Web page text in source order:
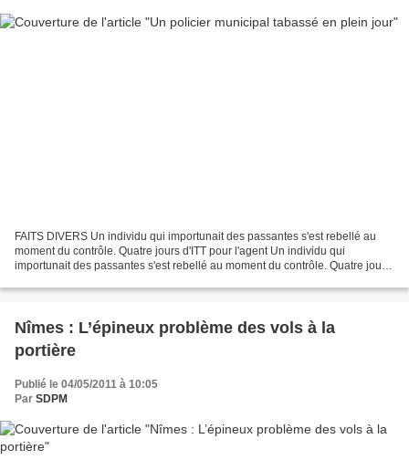
FAITS DIVERS Un individu qui importunait des passantes s'est rebellé au
moment du contrôle. Quatre jours d'ITT pour l'agent Un individu qui
importunait des passantes s'est rebellé au moment du contrôle. Quatre jours
Nîmes : L’épineux problème des vols à la
portière
Publié le 04/05/2011 à 10:05
Par SDPM